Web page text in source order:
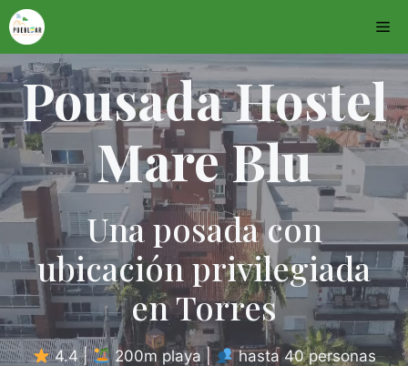
Saltar
al
contenido
Pousada Hostel
Mare Blu
Una posada con
ubicación privilegiada
en Torres
4.4 | 200m playa | hasta 40 personas